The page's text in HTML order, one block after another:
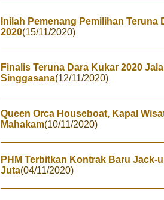
Inilah Pemenang Pemilihan
2020(15/11/2020)
Finalis Teruna Dara Kukar 2020
Singgasana(12/11/2020)
Queen Orca Houseboat, Kapal
Mahakam(10/11/2020)
PHM Terbitkan Kontrak Baru Jack-
Juta(04/11/2020)